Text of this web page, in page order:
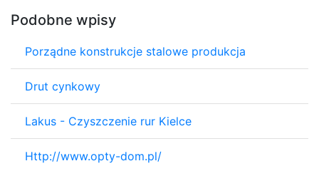
Podobne wpisy
Porządne konstrukcje stalowe produkcja
Drut cynkowy
Lakus - Czyszczenie rur Kielce
Http://www.opty-dom.pl/